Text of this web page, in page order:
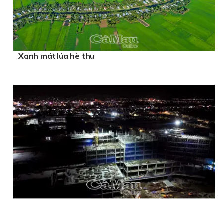
Xanh mát lúa hè thu